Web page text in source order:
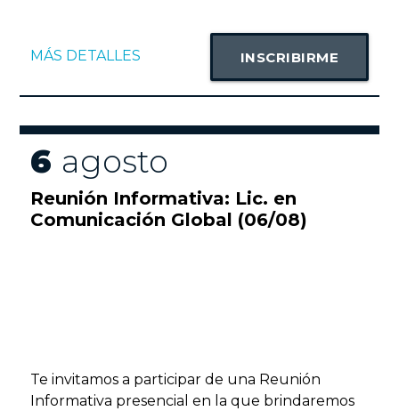
MÁS DETALLES INSCRIBIRME
6 agosto
Reunión Informativa: Lic. en
Comunicación Global (06/08)
Te invitamos a participar de una Reunión
Informativa presencial en la que brindaremos